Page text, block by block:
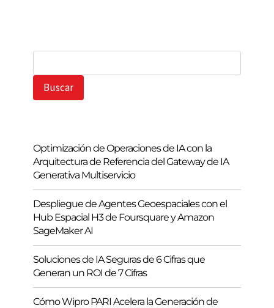
B
s
Buscar
Optimización de Operaciones de IA con la
Arquitectura de Referencia del Gateway de IA
Generativa Multiservicio
Despliegue de Agentes Geoespaciales con el
Hub Espacial H3 de Foursquare y Amazon
SageMaker AI
Soluciones de IA Seguras de 6 Cifras que
Generan un ROI de 7 Cifras
Cómo Wipro PARI Acelera la Generación de